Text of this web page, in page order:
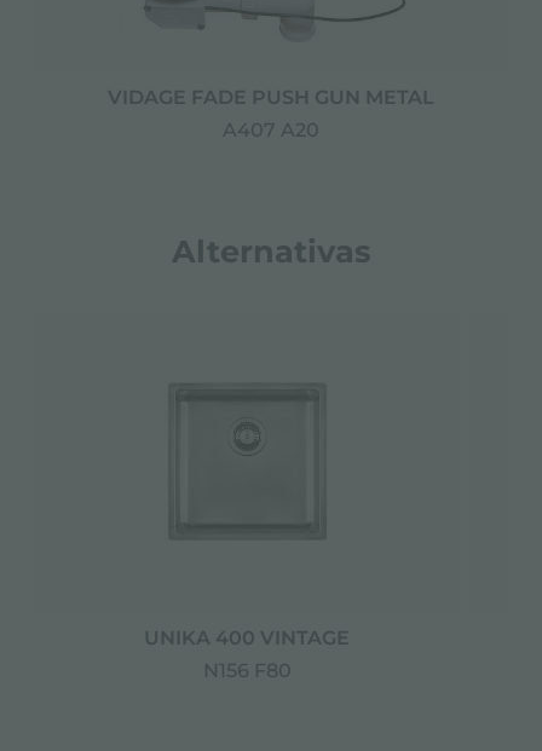
VIDAGE FADE PUSH GUN METAL
A407 A20
Alternativas
UNIKA 400 VINTAGE
N156 F80